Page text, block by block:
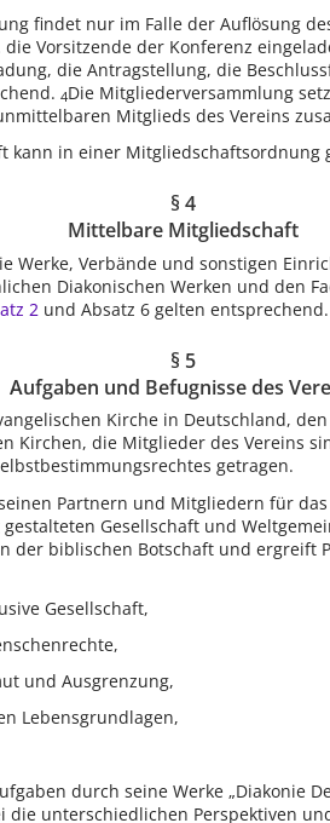
findet nur im Falle der Auflösung
Vorsitzende der Konferenz
die Antragstellung, die
4Die Mitgliederversammlung
Mitglieds des Vereins
kann in einer Mitgliedschaftsordnung
§ 4
Mittelbare Mitgliedschaft
Werke, Verbände und sonstigen
Diakonischen Werken und den
2 und Absatz 6 gelten entsprechend.
§ 5
Aufgaben und Befugnisse des
Kirche in Deutschland,
Kirchen, die Mitglieder des Vereins
getragen.
Partnern und Mitgliedern für
Gesellschaft und
der biblischen Botschaft und ergreift
Gesellschaft,
und Ausgrenzung,
Lebensgrundlagen,
durch seine Werke „Diakonie
die unterschiedlichen Perspektiven